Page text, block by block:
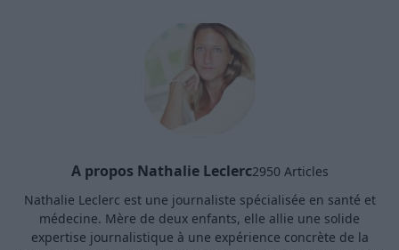
A propos Nathalie Leclerc2950 Articles
Nathalie Leclerc est une journaliste spécialisée en santé et
médecine. Mère de deux enfants, elle allie une solide
expertise journalistique à une expérience concrète de la